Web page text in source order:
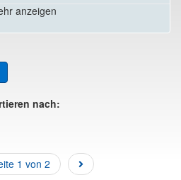
anzeigen
nach:
1 von 2